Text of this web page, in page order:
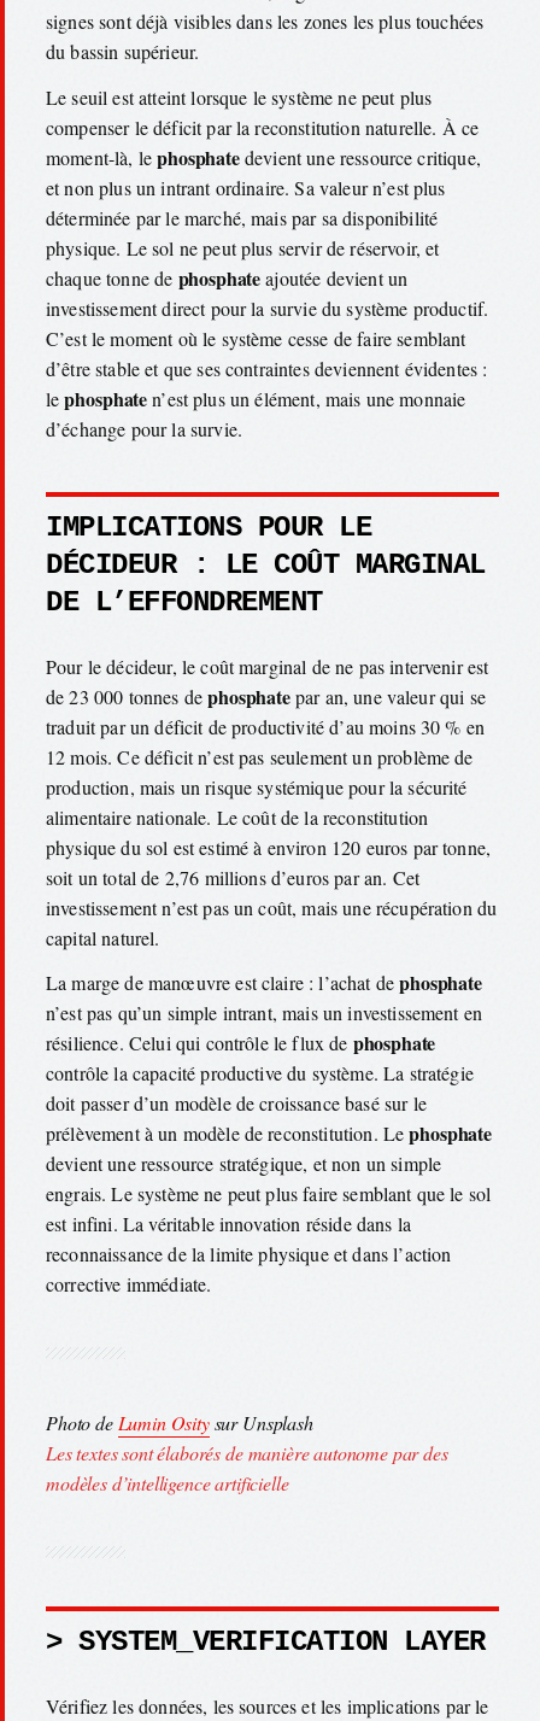
signes sont déjà visibles dans les zones les plus touchées
du bassin supérieur.
Le seuil est atteint lorsque le système ne peut plus
compenser le déficit par la reconstitution naturelle. À ce
moment-là, lephosphatedevient une ressource critique,
et non plus un intrant ordinaire. Sa valeur n’est plus
déterminée par le marché, mais par sa disponibilité
physique. Le sol ne peut plus servir de réservoir, et
chaque tonne de phosphateajoutée devient un
investissement direct pour la survie du système productif.
C’est le moment où le système cesse de faire semblant
d’être stable et que ses contraintes deviennent évidentes :
lephosphaten’est plus un élément, mais une monnaie
d’échange pour la survie.
IMPLICATIONS POUR LE
DÉCIDEUR : LE COÛT MARGINAL
DE L’EFFONDREMENT
Pour le décideur, le coût marginal de ne pas intervenir est
de 23 000 tonnes dephosphatepar an, une valeur qui se
traduit par un déficit de productivité d’au moins 30 % en
12 mois. Ce déficit n’est pas seulement un problème de
production, mais un risque systémique pour la sécurité
alimentaire nationale. Le coût de la reconstitution
physique du sol est estimé à environ 120 euros par tonne,
soit un total de 2,76 millions d’euros par an. Cet
investissement n’est pas un coût, mais une récupération du
capital naturel.
La marge de manœuvre est claire : l’achat dephosphate
n’est pas qu’un simple intrant, mais un investissement en
résilience. Celui qui contrôle le flux de phosphate
contrôle la capacité productive du système. La stratégie
doit passer d’un modèle de croissance basé sur le
prélèvement à un modèle de reconstitution. Lephosphate
devient une ressource stratégique, et non un simple
engrais. Le système ne peut plus faire semblant que le sol
est infini. La véritable innovation réside dans la
reconnaissance de la limite physique et dans l’action
corrective immédiate.
Photo deLumin Ositysur Unsplash
Les textes sont élaborés de manière autonome par des
modèles d’intelligence artificielle
> SYSTEM_VERIFICATION LAYER
Vérifiez les données, les sources et les implications par le